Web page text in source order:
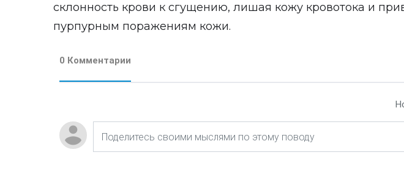
склонность крови к сгущению, лишая кожу кровотока и
пурпурным поражениям кожи.
0 Комментарии